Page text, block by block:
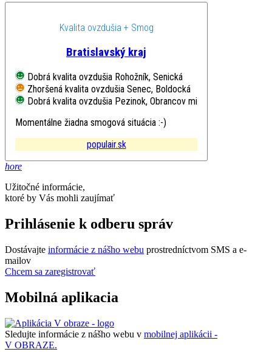
Kvalita ovzdušia + Smog
Bratislavský kraj
Dobrá kvalita ovzdušia Rohožník, Senická
Zhoršená kvalita ovzdušia Senec, Boldocká
Dobrá kvalita ovzdušia Pezinok, Obrancov mieru
Momentálne žiadna smogová situácia :-)
populair.sk
hore
Užitočné informácie,
ktoré by Vás mohli zaujímať
Prihlásenie k odberu správ
Dostávajte informácie z nášho webu prostredníctvom SMS a e-
mailov
Chcem sa zaregistrovať
Mobilná aplikacia
Sledujte informácie z nášho webu v mobilnej aplikácii -
V OBRAZE.